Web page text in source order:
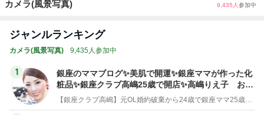
カメラ(風景写真) 9,435 人 参加中
ジャンルランキング
カメラ(風景写真) 9,435人参加中
1
銀座のママブログ✨美肌で開運✨銀座ママが作った化
粧品✨銀座クラブ高嶋25歳で開店✨高嶋りえ子 お着
物でエルメス バーキン コーデ
【銀座クラブ高嶋】元OL婚約破棄から24歳で銀座ママ25歳でオーナーママ銀座 美肌で開運♡パワースポット巡り高嶋りえ子ブログ